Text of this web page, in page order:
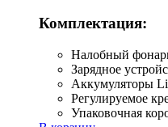
Комплектация:
Налобный
Зарядное
Аккумуляторы
Регулируемое
Упаковочная